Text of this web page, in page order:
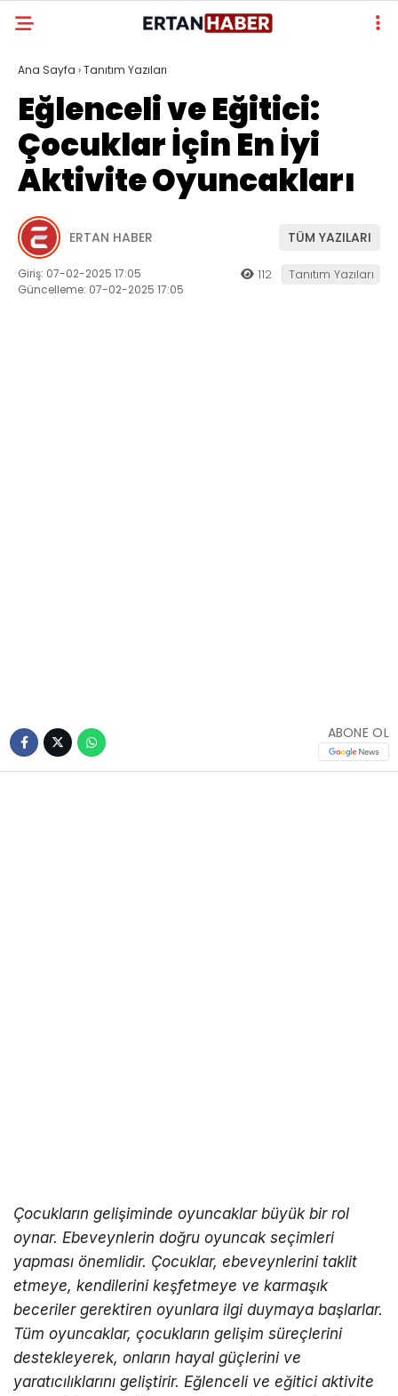
Ana Sayfa ›Tanıtım Yazıları
Eğlenceli ve Eğitici:
Çocuklar İçin En İyi
Aktivite Oyuncakları
ERTAN HABER TÜM YAZILARI
Giriş: 07-02-2025 17:05
Güncelleme: 07-02-2025 17:05
112 Tanıtım Yazıları
ABONE OL
Çocukların gelişiminde oyuncaklar büyük bir rol
oynar. Ebeveynlerin doğru oyuncak seçimleri
yapması önemlidir. Çocuklar, ebeveynlerini taklit
etmeye, kendilerini keşfetmeye ve karmaşık
beceriler gerektiren oyunlara ilgi duymaya başlarlar.
Tüm oyuncaklar, çocukların gelişim süreçlerini
destekleyerek, onların hayal güçlerini ve
yaratıcılıklarını geliştirir. Eğlenceli ve eğitici aktivite